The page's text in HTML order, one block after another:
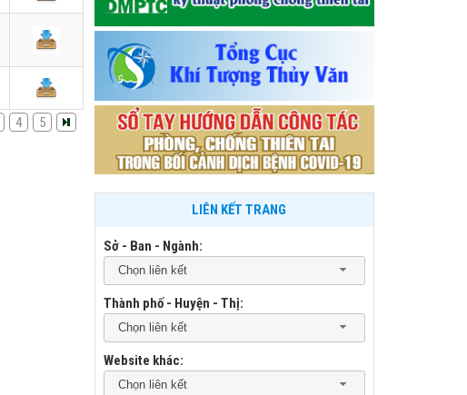
4 5
LIÊN KẾT TRANG
Sở - Ban - Ngành:
Chọn liên kết
Thành phố - Huyện - Thị:
Chọn liên kết
Website khác:
Chọn liên kết